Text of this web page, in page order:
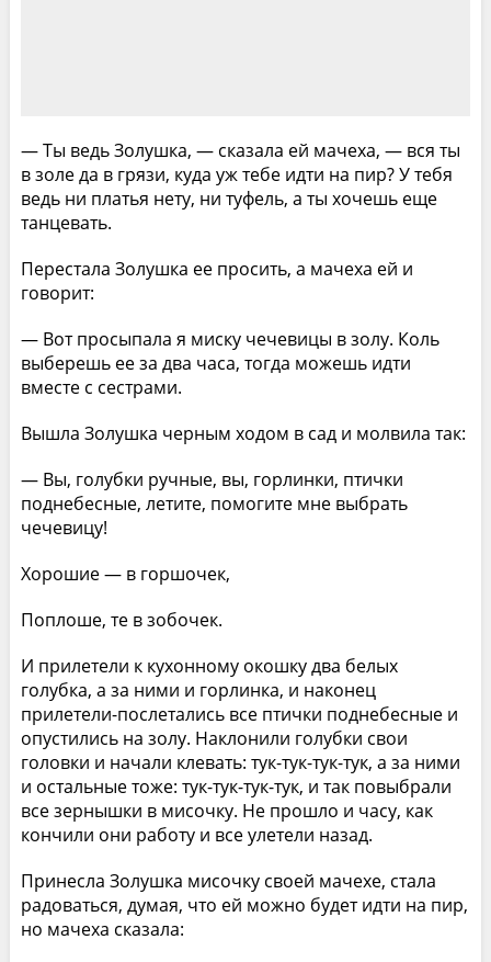
— Ты ведь Золушка, — сказала ей мачеха, — вся ты
в золе да в грязи, куда уж тебе идти на пир? У тебя
ведь ни платья нету, ни туфель, а ты хочешь еще
танцевать.
Перестала Золушка ее просить, а мачеха ей и
говорит:
— Вот просыпала я миску чечевицы в золу. Коль
выберешь ее за два часа, тогда можешь идти
вместе с сестрами.
Вышла Золушка черным ходом в сад и молвила так:
— Вы, голубки ручные, вы, горлинки, птички
поднебесные, летите, помогите мне выбрать
чечевицу!
Хорошие — в горшочек,
Поплоше, те в зобочек.
И прилетели к кухонному окошку два белых
голубка, а за ними и горлинка, и наконец
прилетели-послетались все птички поднебесные и
опустились на золу. Наклонили голубки свои
головки и начали клевать: тук-тук-тук-тук, а за ними
и остальные тоже: тук-тук-тук-тук, и так повыбрали
все зернышки в мисочку. Не прошло и часу, как
кончили они работу и все улетели назад.
Принесла Золушка мисочку своей мачехе, стала
радоваться, думая, что ей можно будет идти на пир,
но мачеха сказала: